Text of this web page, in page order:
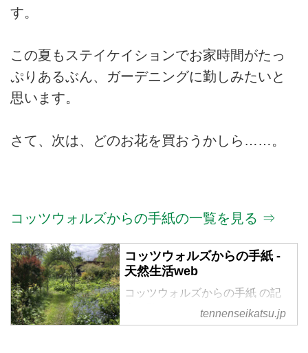
す。
この夏もステイケイションでお家時間がたっ
ぷりあるぶん、ガーデニングに勤しみたいと
思います。
さて、次は、どのお花を買おうかしら……。
コッツウォルズからの手紙の一覧を見る ⇒
コッツウォルズからの手紙 -
天然生活web
コッツウォルズからの手紙 の記
tennenseikatsu.jp